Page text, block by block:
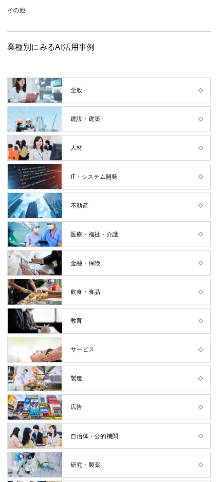
その他
業種別にみるAI活用事例
全般
建設・建築
人材
IT・システム開発
不動産
医療・福祉・介護
金融・保険
飲食・食品
教育
サービス
製造
広告
自治体・公的機関
研究・製薬